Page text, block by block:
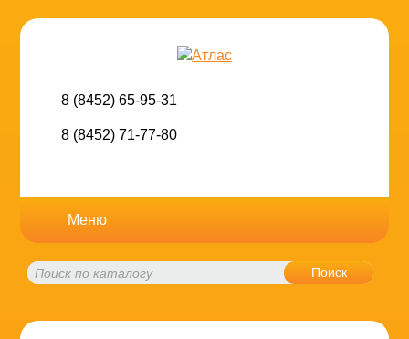
8 (8452) 65-95-31
8 (8452) 71-77-80
Меню
Поиск